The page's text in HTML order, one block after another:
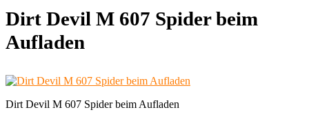
Dirt Devil M 607 Spider beim
Aufladen
Dirt Devil M 607 Spider beim Aufladen